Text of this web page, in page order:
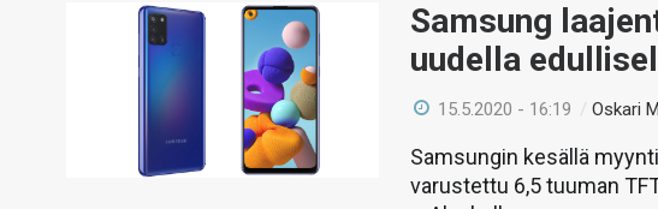
Samsung
uudella
15.5.2020 - 16:19 /Oskari
Samsungin kesällä
varustettu 6,5 tuuman